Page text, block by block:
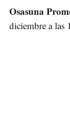
Osasuna
diciembre a las